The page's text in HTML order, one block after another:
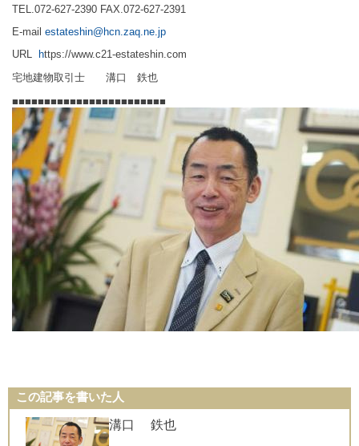
TEL.072-627-2390 FAX.072-627-2391
E-mail estateshin@hcn.zaq.ne.jp
URL
https://www.c21-estateshin.com
宅地建物取引士 溝口 鉄也
■■■■■■■■■■■■■■■■■■■■■■■■
この記事を書いた人
溝口 鉄也